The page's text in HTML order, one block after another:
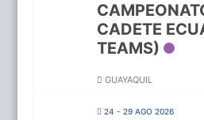
CADETE
TEAMS)
GUAYAQUIL
24 - 29 AGO 2026